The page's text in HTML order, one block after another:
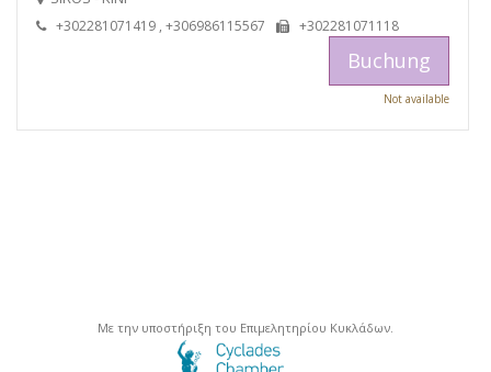
+302281071419 , +306986115567 +302281071118
Buchung
Not available
Με την υποστήριξη του Επιμελητηρίου Κυκλάδων.